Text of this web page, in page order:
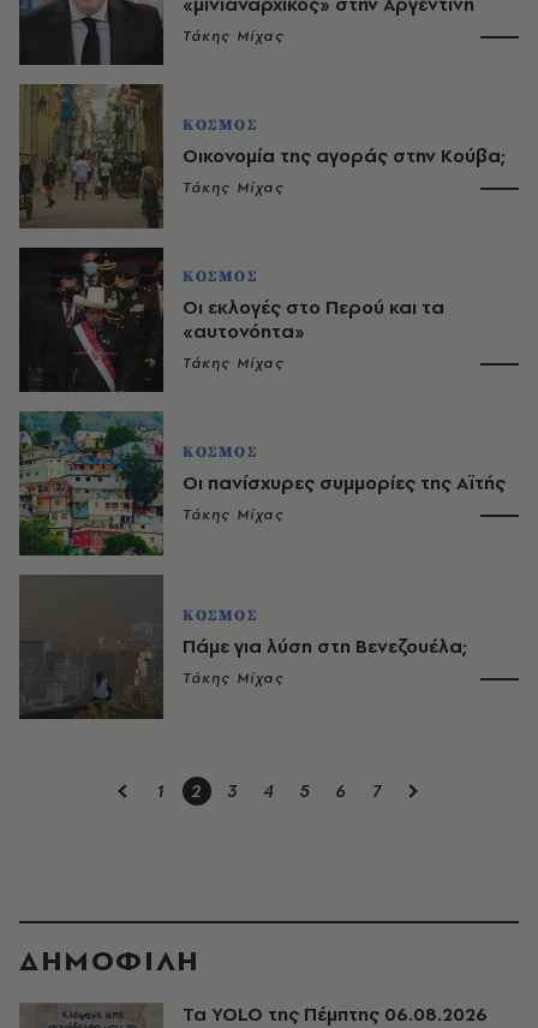
Τάκης Μίχας
ΚΟΣΜΟΣ
Οικονομία της αγοράς στην Κούβα;
Τάκης Μίχας
ΚΟΣΜΟΣ
Οι εκλογές στο Περού και τα
«αυτονόητα»
Τάκης Μίχας
ΚΟΣΜΟΣ
Οι πανίσχυρες συμμορίες της Αϊτής
Τάκης Μίχας
ΚΟΣΜΟΣ
Πάμε για λύση στη Βενεζουέλα;
Τάκης Μίχας
1 2 3 4 5 6 7
ΔΗΜΟΦΙΛΗ
Τα YOLO της Πέμπτης 06.08.2026